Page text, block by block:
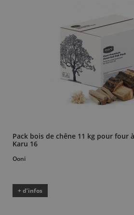
Pack bois de chêne 11 kg pour four
Karu 16
Ooni
+ d’infos